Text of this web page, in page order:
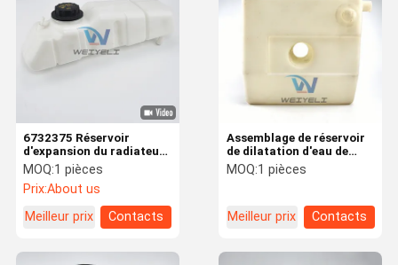
Assemblage de réservoir
de dilatation d'eau de
refroidissement pour
chargeuse à pelle 3CX
MOQ:1 pièces
Meilleur prix Contacts
6732375 Réservoir
d'expansion du radiateur
de chargeur Bobcat
MOQ:1 pièces
Prix:About us
Meilleur prix
Contacts